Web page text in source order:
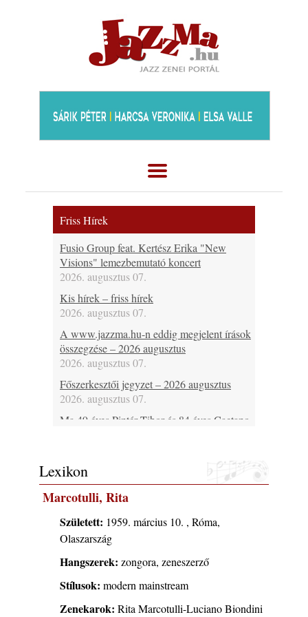
Friss Hírek
Fusio Group feat. Kertész Erika "New
Visions" lemezbemutató koncert
2026. augusztus 07.
Kis hírek – friss hírek
2026. augusztus 07.
A www.jazzma.hu-n eddig megjelent írások
összegzése – 2026 augusztus
2026. augusztus 07.
Főszerkesztői jegyzet – 2026 augusztus
2026. augusztus 07.
Ma 49 éves Pintér Tibor és 84 éves Caetano
Ma lenne 85 éves Howard Johnson
2026. augusztus 07.
Ma 95 éve halt meg Bix Beiderbecke
2026. augusztus 07.
Jazz-rock albumok 1985-ből - Issei Noro
„Sweet Sphere”
2026. augusztus 07.
Ezen a napon – augusztus 7. (2026)
2026. augusztus 07.
Lexikon
Marcotulli, Rita
Született: 1959. március 10. , Róma,
Olaszarszág
Hangszerek: zongora, zeneszerző
Stílusok: modern mainstream
Zenekarok: Rita Marcotulli-Luciano Biondini